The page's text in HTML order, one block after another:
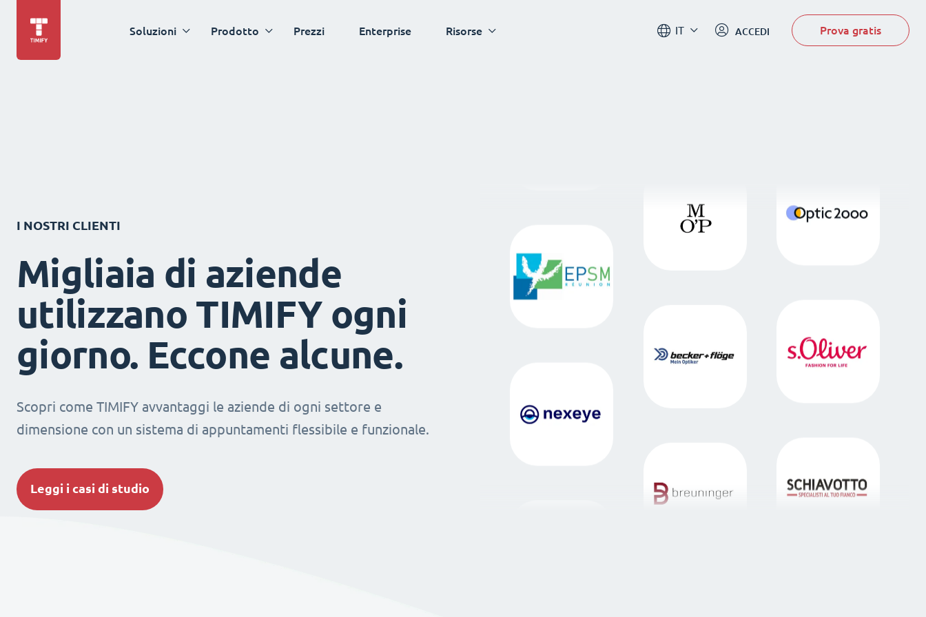
Soluzioni Prodotto Prezzi Enterprise Risorse IT ACCEDI Prova gratis
I NOSTRI CLIENTI
Migliaia di aziende
utilizzano TIMIFY ogni
giorno. Eccone alcune.
Scopri come TIMIFY avvantaggi le aziende di ogni settore e
dimensione con un sistema di appuntamenti flessibile e funzionale.
Leggi i casi di studio